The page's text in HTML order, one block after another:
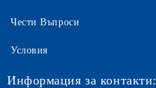
Чести Въпроси
Условия
Информация за контакти: